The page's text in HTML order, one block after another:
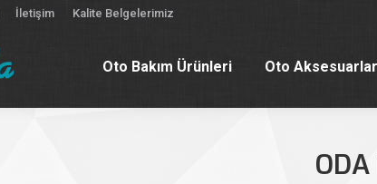
İletişim Kalite Belgelerimiz
Oto Bakım Ürünleri Oto